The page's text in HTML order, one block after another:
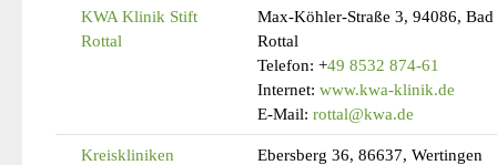
KWA Klinik Stift
Rottal
Max-Köhler-Straße 3, 94086,
Rottal
Telefon: +49 8532 874-61
Internet: www.kwa-klinik.de
E-Mail: rottal@kwa.de
Kreiskliniken
Ebersberg 36, 86637, Wertingen